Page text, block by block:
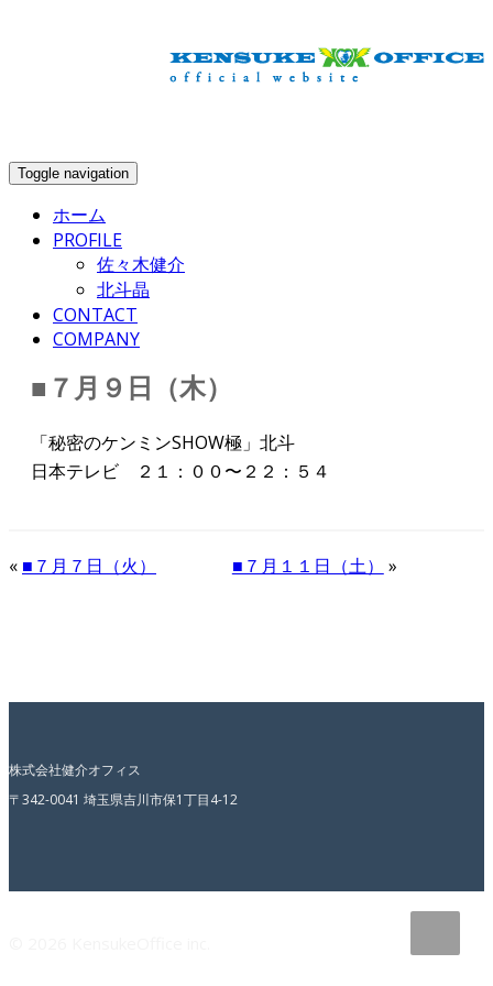
Toggle navigation
ホーム
PROFILE
佐々木健介
北斗晶
CONTACT
COMPANY
■７月９日（木）
「秘密のケンミンSHOW極」北斗
日本テレビ ２１：００〜２２：５４
« ■７月７日（火） ■７月１１日（土） »
株式会社健介オフィス
〒342-0041 埼玉県吉川市保1丁目4-12